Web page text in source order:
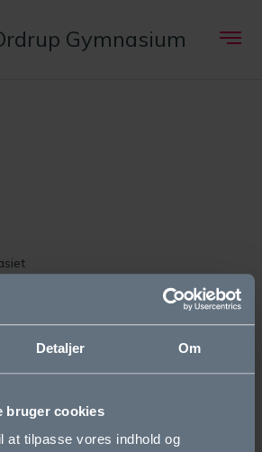
Detaljer Om
bruger cookies
at tilpasse vores indhold og
Gymnasium